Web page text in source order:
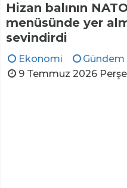
Hizan balının
menüsünde yer
sevindirdi
Ekonomi Gündem
9 Temmuz 2026